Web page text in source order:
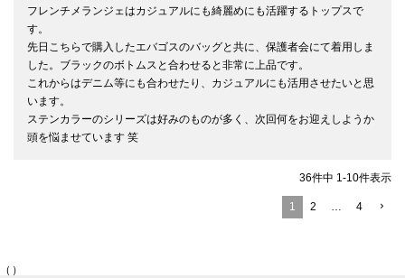
フレンチメランジェはカジュアルにも綺麗めにも活躍するトップスで
す。
先日こちらで購入したエバゴスのバッグと共に、保護者会にて着用しま
した。ブラックのボトムスと合わせると非常に上品です。
これからはデニム等にも合わせたり、カジュアルにも活用させたいと思
います。
ステンカラーのシリーズは好みのものが多く、次回何をお迎えしようか
頭を悩ませています 笑
36件中 1 -10件表示
1 2 4
（）